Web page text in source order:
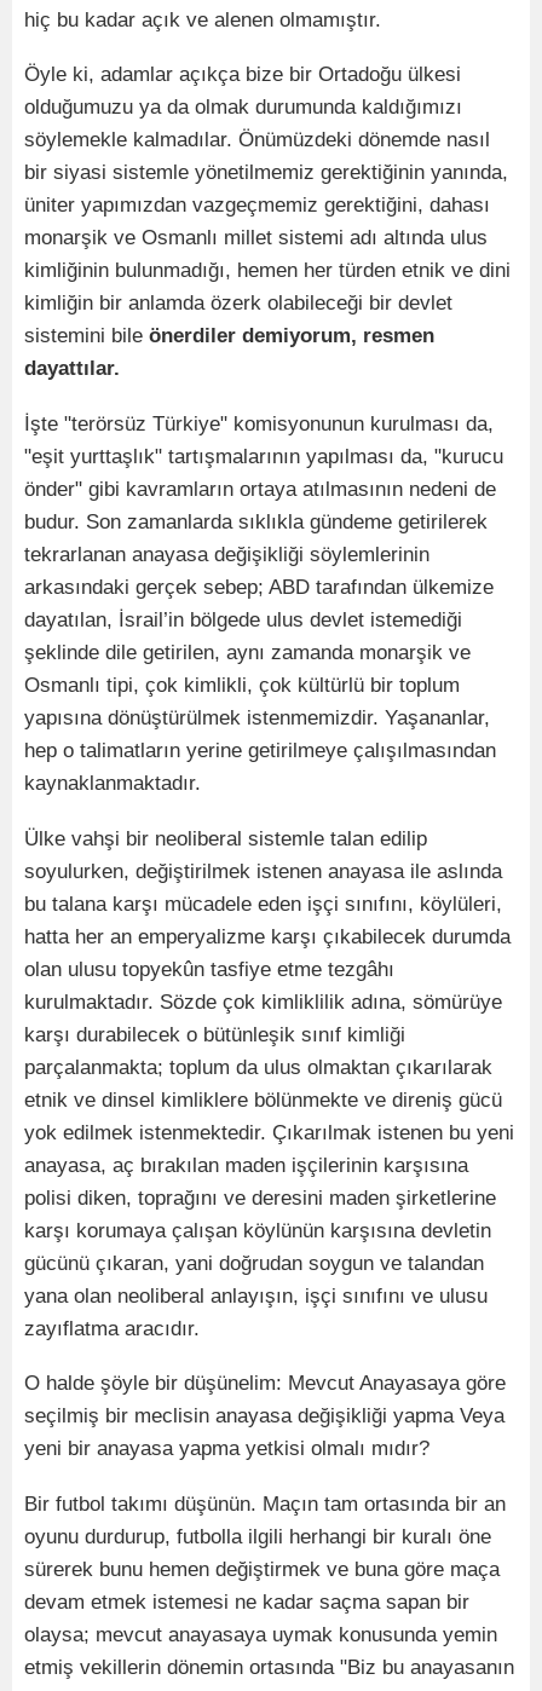
hiç bu kadar açık ve alenen olmamıştır.
Öyle ki, adamlar açıkça bize bir Ortadoğu ülkesi
olduğumuzu ya da olmak durumunda kaldığımızı
söylemekle kalmadılar. Önümüzdeki dönemde nasıl
bir siyasi sistemle yönetilmemiz gerektiğinin yanında,
üniter yapımızdan vazgeçmemiz gerektiğini, dahası
monarşik ve Osmanlı millet sistemi adı altında ulus
kimliğinin bulunmadığı, hemen her türden etnik ve dini
kimliğin bir anlamda özerk olabileceği bir devlet
sistemini bile önerdiler demiyorum, resmen
dayattılar.
İşte "terörsüz Türkiye" komisyonunun kurulması da,
"eşit yurttaşlık" tartışmalarının yapılması da, "kurucu
önder" gibi kavramların ortaya atılmasının nedeni de
budur. Son zamanlarda sıklıkla gündeme getirilerek
tekrarlanan anayasa değişikliği söylemlerinin
arkasındaki gerçek sebep; ABD tarafından ülkemize
dayatılan, İsrail’in bölgede ulus devlet istemediği
şeklinde dile getirilen, aynı zamanda monarşik ve
Osmanlı tipi, çok kimlikli, çok kültürlü bir toplum
yapısına dönüştürülmek istenmemizdir. Yaşananlar,
hep o talimatların yerine getirilmeye çalışılmasından
kaynaklanmaktadır.
Ülke vahşi bir neoliberal sistemle talan edilip
soyulurken, değiştirilmek istenen anayasa ile aslında
bu talana karşı mücadele eden işçi sınıfını, köylüleri,
hatta her an emperyalizme karşı çıkabilecek durumda
olan ulusu topyekûn tasfiye etme tezgâhı
kurulmaktadır. Sözde çok kimliklilik adına, sömürüye
karşı durabilecek o bütünleşik sınıf kimliği
parçalanmakta; toplum da ulus olmaktan çıkarılarak
etnik ve dinsel kimliklere bölünmekte ve direniş gücü
yok edilmek istenmektedir. Çıkarılmak istenen bu yeni
anayasa, aç bırakılan maden işçilerinin karşısına
polisi diken, toprağını ve deresini maden şirketlerine
karşı korumaya çalışan köylünün karşısına devletin
gücünü çıkaran, yani doğrudan soygun ve talandan
yana olan neoliberal anlayışın, işçi sınıfını ve ulusu
zayıflatma aracıdır.
O halde şöyle bir düşünelim: Mevcut Anayasaya göre
seçilmiş bir meclisin anayasa değişikliği yapma Veya
yeni bir anayasa yapma yetkisi olmalı mıdır?
Bir futbol takımı düşünün. Maçın tam ortasında bir an
oyunu durdurup, futbolla ilgili herhangi bir kuralı öne
sürerek bunu hemen değiştirmek ve buna göre maça
devam etmek istemesi ne kadar saçma sapan bir
olaysa; mevcut anayasaya uymak konusunda yemin
etmiş vekillerin dönemin ortasında "Biz bu anayasanın